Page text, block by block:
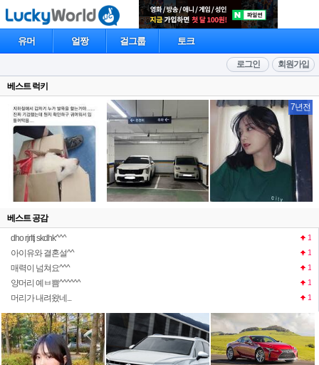
유머 얼짱 걸그룹 토크
회원가입
로그인
베스트 럭키
7년전
베스트 공감
dho rjrltj skdhk^^^
1
아이유와 결혼설^^ 1
매력이 넘쳐요^^^ 1
양머리 예ㅂ쁨^^^^^^ 1
머리가 내려왔네... 1